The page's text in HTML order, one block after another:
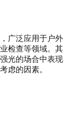
广泛应用于户外
检查等领域。其
光的场合中表现
虑的因素。